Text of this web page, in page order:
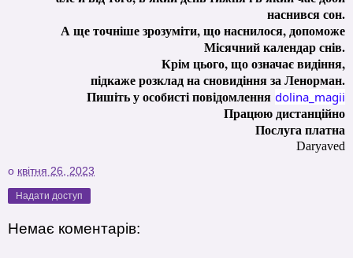
наснився сон.
А ще точніше зрозуміти, що наснилося, допоможе
Місячний календар снів.
Крім цього, що означає видіння,
підкаже розклад на сновидіння за Ленорман.
Пишіть у особисті повідомлення dolina_magii
Працюю дистанційно
Послуга платна
Daryaved
о квітня 26, 2023
Надати доступ
Немає коментарів: